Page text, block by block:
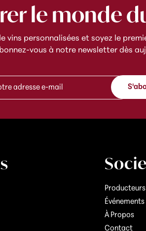
le monde
vins personnalisées et soyez le
vous à notre newsletter dès
r
s
Producteurs
Événements
À Propos
Contact